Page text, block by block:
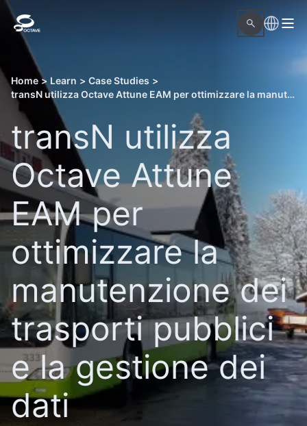
Home > Learn > Case Studies >
transN utilizza Octave Attune EAM per ottimizzare la manutenzione dei trasporti pubblici e la gestione dei dati
transN utilizza
Octave Attune
EAM per
ottimizzare la
manutenzione dei
trasporti pubblici
e la gestione dei
dati